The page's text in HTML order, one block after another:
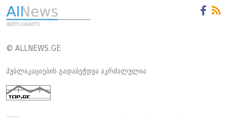
© ALLNEWS.GE
პუბლიკაციების გადაბეჭდვა აკრძალულია